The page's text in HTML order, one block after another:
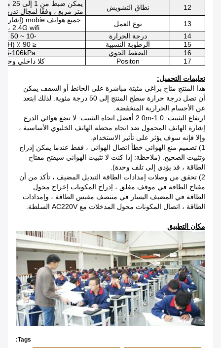
12
نطاق التشويش
متر مربع ، وفقًا لمجال
13
نوع العمل
2.4G wifi ، إلخ
14
درجة الحرارة
-10 ~ 50 ℃
15
الرطوبة النسبية
≤ 90 ٪ (RH)
16
الضغط الجوي
86-106kPa
17
Positon كلا داخلي
تعليمات التحميل:
هذا المنتج متاح براغي مثبتة مباشرة على الحائط أو السقف يمكن
أن تصل درجة حرارة سطح المنتج إلى 50 درجة مئوية. لذلك ابتعد
عن الأجسام الحرارية المنخفضة.
ارتفاع التثبيت: 1.0-2.0m أفضل اتجاه التثبيت: لا تضع هوائي الدرع
إشارة الهاتف المحمول ضد اتجاه محطة الهاتف الخليوي الأساسية ،
وإلا فإنه سوف يؤثر على تأثير الاستخدام.
1) تصميم منع الهوائي خطأ اتصال الهوائي ، فقط عندما يمكن إدراج
وتثبيت الصحيح. (ملاحظة: إذا كنت لا تثبيت الهوائي سيفتح مفتاح
الطاقة ، قد يؤدي إلى تلف وحدة).
2) تحقق من وصلات إمدادات الطاقة التبديل المضيف ، تأكد من أن
مفتاح الطاقة في موقف مغلق ، إدراج المكونات إخراج محول
الطاقة في المضيف اليسار في منتصف مقبس الطاقة ، وإمدادات
الطاقة ، اتصال المكونات محول المدخلات مع AC220V السلطة.
مكان التطبيق
Tags: